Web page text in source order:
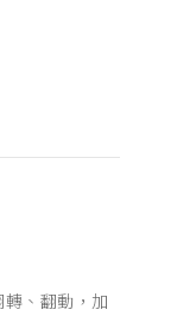
轉、翻動，加